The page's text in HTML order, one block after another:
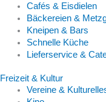
Cafés & Eisdielen
Bäckereien &
Kneipen & Bars
Schnelle Küche
Lieferservice &
Freizeit & Kultur
Vereine &